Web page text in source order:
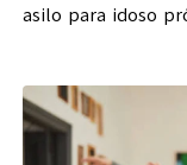
asilo para idoso